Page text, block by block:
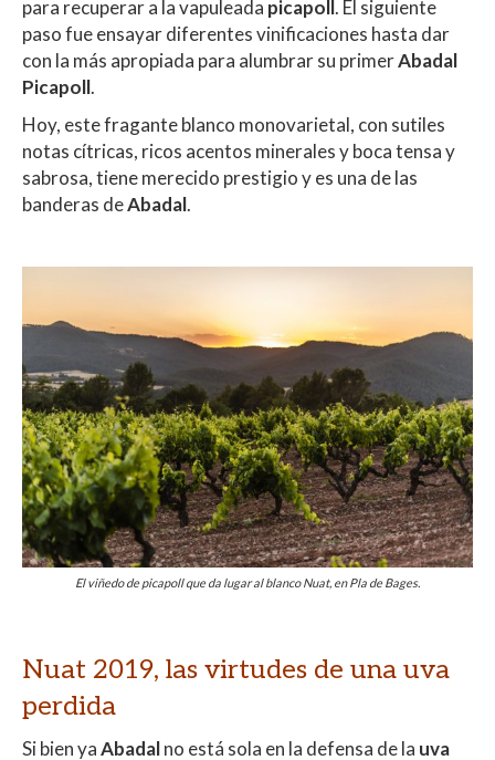
para recuperar a la vapuleada picapoll . El siguiente
paso fue ensayar diferentes vinificaciones hasta dar
con la más apropiada para alumbrar su primerAbadal
Picapoll.
Hoy, este fragante blanco monovarietal, con sutiles
notas cítricas, ricos acentos minerales y boca tensa y
sabrosa, tiene merecido prestigio y es una de las
banderas deAbadal.
El viñedo de picapoll que da lugar al blanco Nuat, en Pla de Bages.
Nuat 2019, las virtudes de una uva
perdida
Si bien yaAbadalno está sola en la defensa de la uva